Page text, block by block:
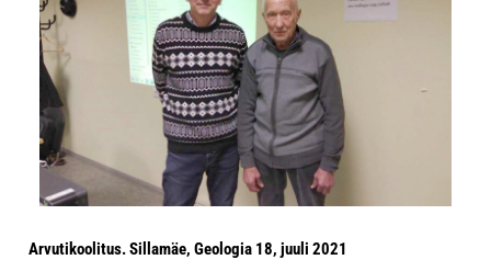
Arvutikoolitus. Sillamäe, Geologia 18, juuli 2021